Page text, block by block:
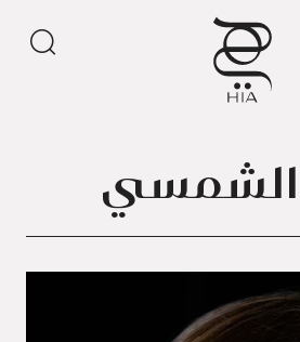
الشمسي